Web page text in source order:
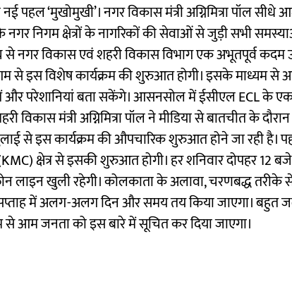
पहल ‘मुखोमुखी’। नगर विकास मंत्री अग्निमित्रा पॉल
नगर निगम क्षेत्रों के नागरिकों की सेवाओं से जुड़ी सभी
नगर विकास एवं शहरी विकास विभाग एक अभूतपूर्व कदम
से इस विशेष कार्यक्रम की शुरुआत होगी। इसके माध्यम से
और परेशानियां बता सकेंगे। आसनसोल में ईसीएल ECL के एक
मंत्री अग्निमित्रा पॉल ने मीडिया से बातचीत के
से इस कार्यक्रम की औपचारिक शुरुआत होने जा रही है।
क्षेत्र से इसकी शुरुआत होगी। हर शनिवार दोपहर 12
लाइन खुली रहेगी। कोलकाता के अलावा, चरणबद्ध तरीके
सप्ताह में अलग-अलग दिन और समय तय किया जाएगा।
आम जनता को इस बारे में सूचित कर दिया जाएगा।